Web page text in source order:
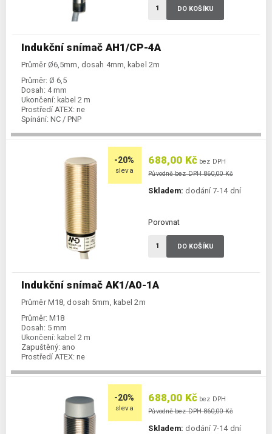
Indukční snímač AH1/CP-4A
Průměr Ø6,5mm, dosah 4mm, kabel 2m
Průměr: Ø 6,5
Dosah: 4 mm
Ukončení: kabel 2 m
Prostředí ATEX: ne
Spínání: NC / PNP
DO KOŠÍKU
-20%
sleva
Indukční snímač AK1/A0-1A
Průměr M18, dosah 5mm, kabel 2m
Průměr: M18
Dosah: 5 mm
Ukončení: kabel 2 m
Zapuštěný: ano
Prostředí ATEX: ne
688,00 Kč bez DPH
Původně bez DPH 860,00 Kč
Skladem: dodání 7-14 dní
Porovnat
DO KOŠÍKU
-20%
sleva
688,00 Kč bez DPH
Původně bez DPH 860,00 Kč
Skladem: dodání 7-14 dní